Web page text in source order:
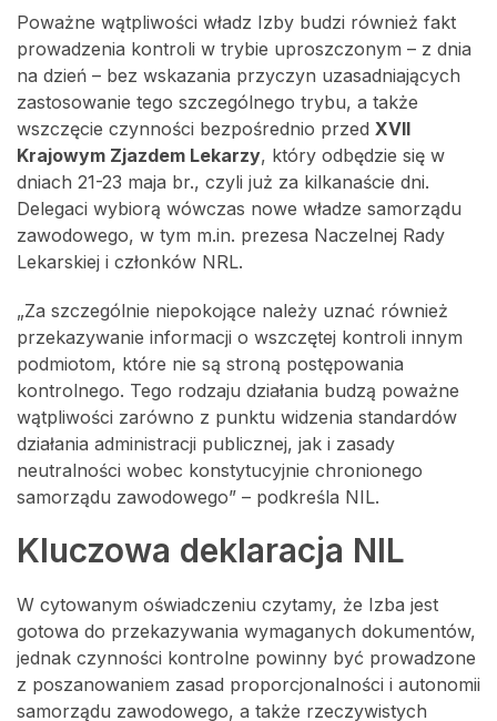
Poważne wątpliwości władz Izby budzi również fakt
prowadzenia kontroli w trybie uproszczonym – z dnia
na dzień – bez wskazania przyczyn uzasadniających
zastosowanie tego szczególnego trybu, a także
wszczęcie czynności bezpośrednio przed XVII
Krajowym Zjazdem Lekarzy, który odbędzie się w
dniach 21-23 maja br., czyli już za kilkanaście dni.
Delegaci wybiorą wówczas nowe władze samorządu
zawodowego, w tym m.in. prezesa Naczelnej Rady
Lekarskiej i członków NRL.
„Za szczególnie niepokojące należy uznać również
przekazywanie informacji o wszczętej kontroli innym
podmiotom, które nie są stroną postępowania
kontrolnego. Tego rodzaju działania budzą poważne
wątpliwości zarówno z punktu widzenia standardów
działania administracji publicznej, jak i zasady
neutralności wobec konstytucyjnie chronionego
samorządu zawodowego” – podkreśla NIL.
Kluczowa deklaracja NIL
W cytowanym oświadczeniu czytamy, że Izba jest
gotowa do przekazywania wymaganych dokumentów,
jednak czynności kontrolne powinny być prowadzone
z poszanowaniem zasad proporcjonalności i autonomii
samorządu zawodowego, a także rzeczywistych